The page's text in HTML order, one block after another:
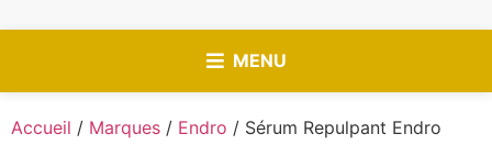
MENU
Accueil / Marques / Endro / Sérum Repulpant Endro